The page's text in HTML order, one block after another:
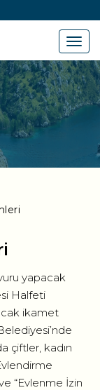
Menu
yapacak
Halfeti
ikamet
çiftler, kadın
“Evlenme İzin